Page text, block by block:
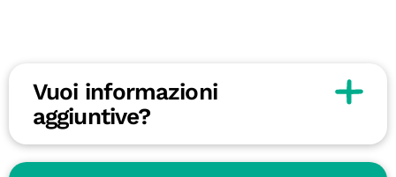
Vuoi informazioni
aggiuntive?